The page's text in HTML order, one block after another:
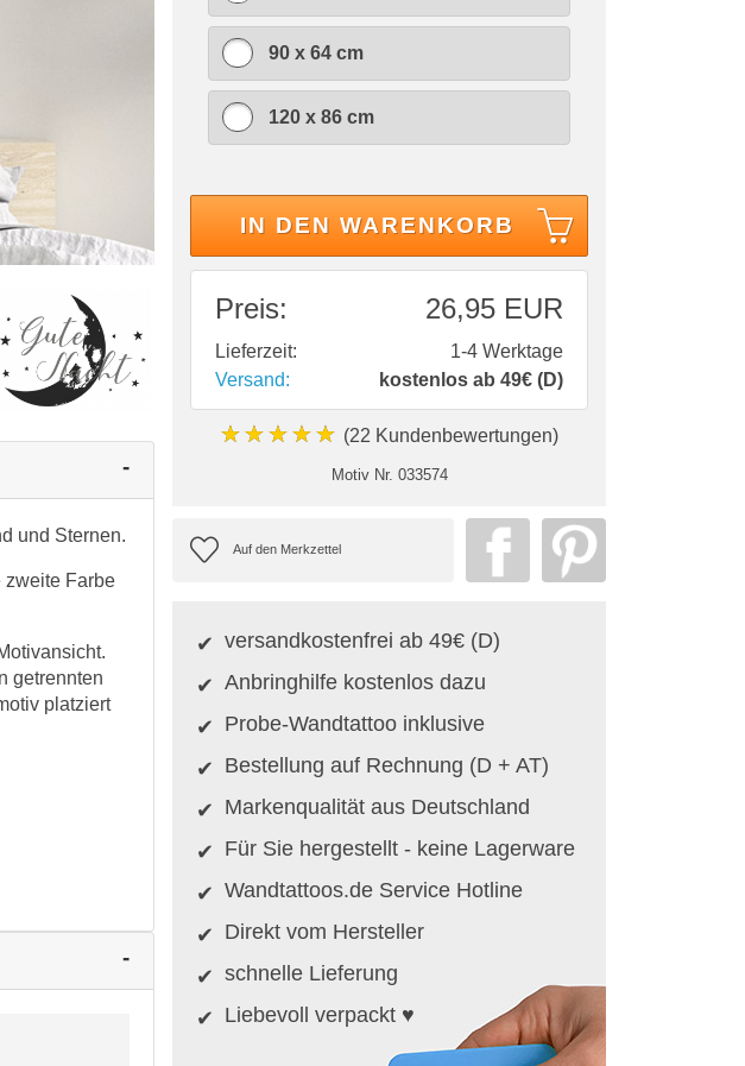
und Sternen.
zweite Farbe
getrennten
platziert
90 x 64 cm
120 x 86 cm
IN DEN WARENKORB
Preis: 26,95 EUR
Lieferzeit:
1-4 Werktage
Versand:
kostenlos ab 49€ (D)
★★★★★ (22 Kundenbewertungen)
Motiv Nr. 033574
versandkostenfrei ab 49€ (D)
Anbringhilfe kostenlos dazu
Probe-Wandtattoo inklusive
Bestellung auf Rechnung (D + AT)
Markenqualität aus Deutschland
Für Sie hergestellt - keine Lagerware
Wandtattoos.de Service Hotline
Direkt vom Hersteller
schnelle Lieferung
Liebevoll verpackt ♥